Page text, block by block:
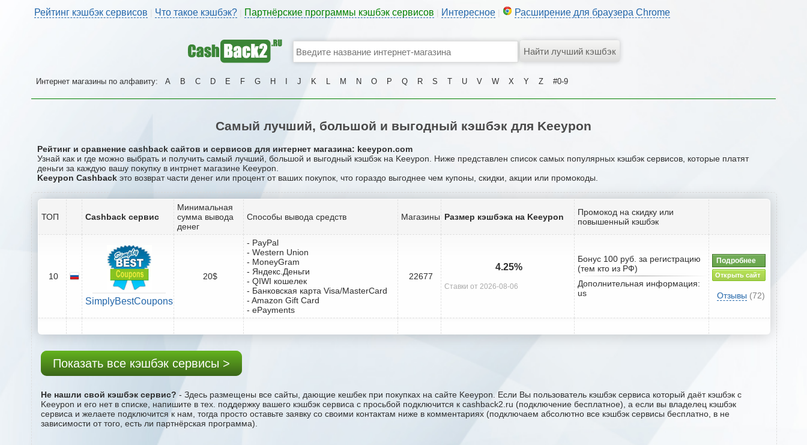
Рейтинг кэшбэк сервисов Что такое кэшбэк? Партнёрские программы кэшбэк сервисов Интересное Расширение для браузера Chrome
Интернет магазины по алфавиту: A B C D E F G H J K L M N O P Q R S T U V W X Y Z #0-9
Самый лучший, большой и выгодный кэшбэк для Keeypon
Рейтинг и сравнение cashback сайтов и сервисов для интернет магазина: keeypon.com
Узнай как и где можно выбрать и получить самый лучший, большой и выгодный кэшбэк на Keeypon. Ниже представлен список самых популярных кэшбэк сервисов, которые платят
деньги за каждую вашу покупку в интрнет магазине Keeypon.
Keeypon Cashback это возврат части денег или процент от ваших покупок, что гораздо выгоднее чем купоны, скидки, акции или промокоды.
ТОП Cashback сервис
Минимальная
сумма вывода
денег
Способы вывода средств Магазины Размер кэшбэка на Keeypon
Промокод на скидку или
повышенный кэшбэк
10
SimplyBestCoupons
20$
- PayPal
- Western Union
- MoneyGram
- Яндекс.Деньги
- QIWI кошелек
- Банковская карта Visa/MasterCard
- Amazon Gift Card
- ePayments
22677
4.25%
Ставки от 2026-08-06
Бонус 100 руб. за регистрацию
(тем кто из РФ)
Дополнительная информация:
us
Подробнее
Открыть сайт
Отзывы (72)
Показать все кэшбэк сервисы >
Не нашли свой кэшбэк сервис? - Здесь размещены все сайты, дающие кешбек при покупках на сайте Keeypon. Если Вы пользователь кэшбэк сервиса который даёт кэшбэк с
Keeypon и его нет в списке, напишите в тех. поддержку вашего кэшбэк сервиса с проcьбой подключится к cashback2.ru (подключение бесплатное), а если вы владелец кэшбэк
сервиса и желаете подключится к нам, тогда просто оставьте заявку со своими контактам ниже в комментариях (подключаем абсолютно все кэшбэк сервисы бесплатно, в не
зависимости от того, есть ли партнёрская программа).